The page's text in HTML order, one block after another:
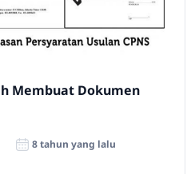
Membuat Dokumen
8 tahun yang lalu